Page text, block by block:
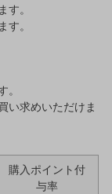
す。
す。
。
い求めいただけま
購入ポイント付
与率